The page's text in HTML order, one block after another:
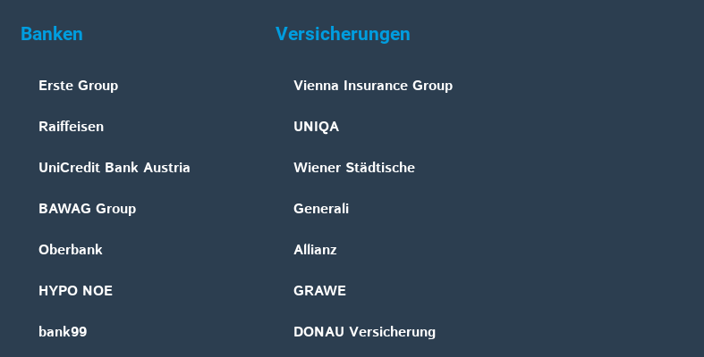
Banken
Erste Group
Raiffeisen
UniCredit Bank Austria
BAWAG Group
Oberbank
HYPO NOE
bank99
Versicherungen
Vienna Insurance Group
UNIQA
Wiener Städtische
Generali
Allianz
GRAWE
DONAU Versicherung